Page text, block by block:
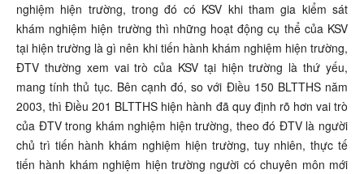
nghiệm hiện trường, trong đó có KSV khi tham gia kiểm sát
khám nghiệm hiện trường thì những hoạt động cụ thể của KSV
tại hiện trường là gì nên khi tiến hành khám nghiệm hiện trường,
ĐTV thường xem vai trò của KSV tại hiện trường là thứ yếu,
mang tính thủ tục. Bên cạnh đó, so với Điều 150 BLTTHS năm
2003, thì Điều 201 BLTTHS hiện hành đã quy định rõ hơn vai trò
của ĐTV trong khám nghiệm hiện trường, theo đó ĐTV là người
chủ trì tiến hành khám nghiệm hiện trường, tuy nhiên, thực tế
tiến hành khám nghiệm hiện trường người có chuyên môn mới